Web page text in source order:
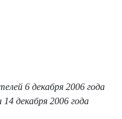
6 декабря 2006 года
декабря 2006 года